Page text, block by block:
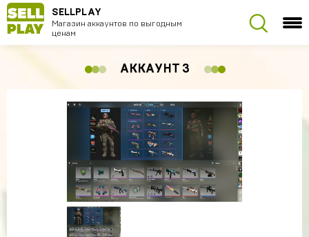
SELLPLAY
Магазин аккаунтов по выгодным
ценам
АККАУНТ 3